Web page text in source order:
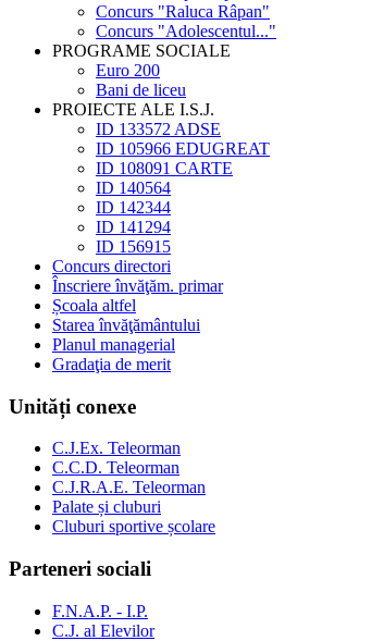
Concurs "Raluca Râpan"
Concurs "Adolescentul..."
PROGRAME SOCIALE
Euro 200
Bani de liceu
PROIECTE ALE I.S.J.
ID 133572 ADSE
ID 105966 EDUGREAT
ID 108091 CARTE
ID 140564
ID 142344
ID 141294
ID 156915
Concurs directori
Înscriere învăţăm. primar
Școala altfel
Starea învăţământului
Planul managerial
Gradaţia de merit
Unități conexe
C.J.Ex. Teleorman
C.C.D. Teleorman
C.J.R.A.E. Teleorman
Palate și cluburi
Cluburi sportive școlare
Parteneri sociali
F.N.A.P. - I.P.
C.J. al Elevilor